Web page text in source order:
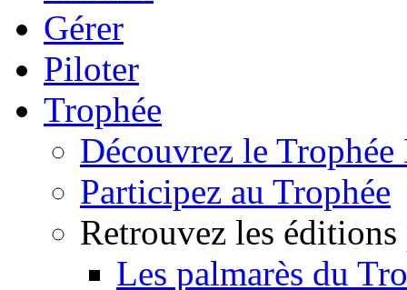
Gérer
Piloter
Trophée
Découvrez le
Participez au Trophée
Retrouvez les éditions
Les palmarès du